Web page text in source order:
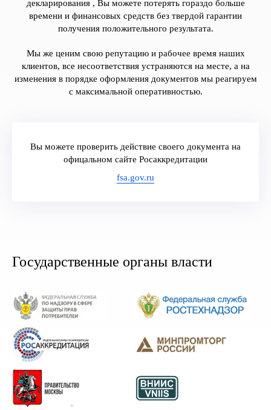
декларирования , Вы можете потерять гораздо больше
времени и финансовых средств без твердой гарантии
получения положительного результата.
Мы же ценим свою репутацию и рабочее время наших
клиентов, все несоответствия устраняются на месте, а на
изменения в порядке оформления документов мы реагируем
с максимальной оперативностью.
Вы можете проверить действие своего документа на
офицальном сайте Росаккредитации
fsa.gov.ru
Государственные органы власти